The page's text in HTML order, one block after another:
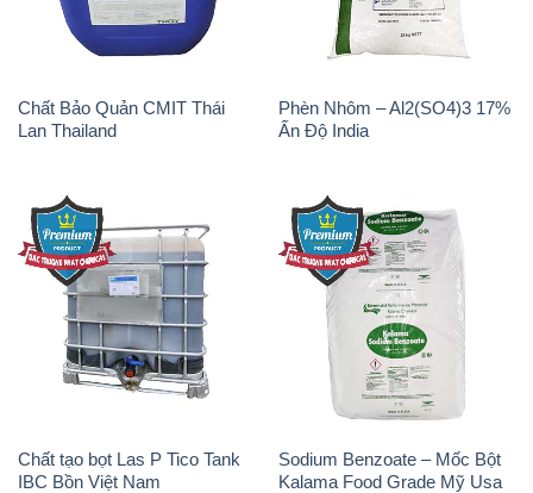
Chất Bảo Quản CMIT Thái
Lan Thailand
Phèn Nhôm – Al2(SO4)3 17%
Ấn Độ India
Chất tạo bọt Las P Tico Tank
IBC Bồn Việt Nam
Sodium Benzoate – Mốc Bột
Kalama Food Grade Mỹ Usa